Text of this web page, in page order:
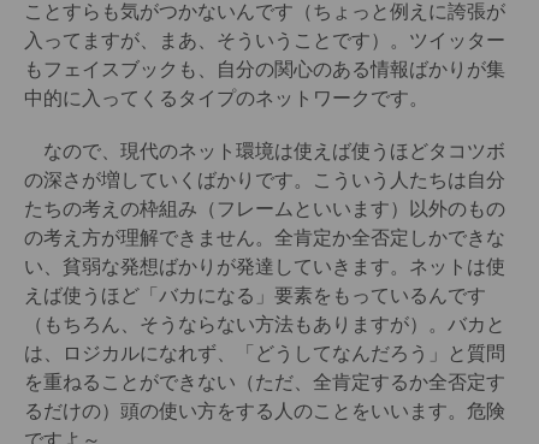
ことすらも気がつかないんです（ちょっと例えに誇張が
入ってますが、まあ、そういうことです）。ツイッター
もフェイスブックも、自分の関心のある情報ばかりが集
中的に入ってくるタイプのネットワークです。
なので、現代のネット環境は使えば使うほどタコツボ
の深さが増していくばかりです。こういう人たちは自分
たちの考えの枠組み（フレームといいます）以外のもの
の考え方が理解できません。全肯定か全否定しかできな
い、貧弱な発想ばかりが発達していきます。ネットは使
えば使うほど「バカになる」要素をもっているんです
（もちろん、そうならない方法もありますが）。バカと
は、ロジカルになれず、「どうしてなんだろう」と質問
を重ねることができない（ただ、全肯定するか全否定す
るだけの）頭の使い方をする人のことをいいます。危険